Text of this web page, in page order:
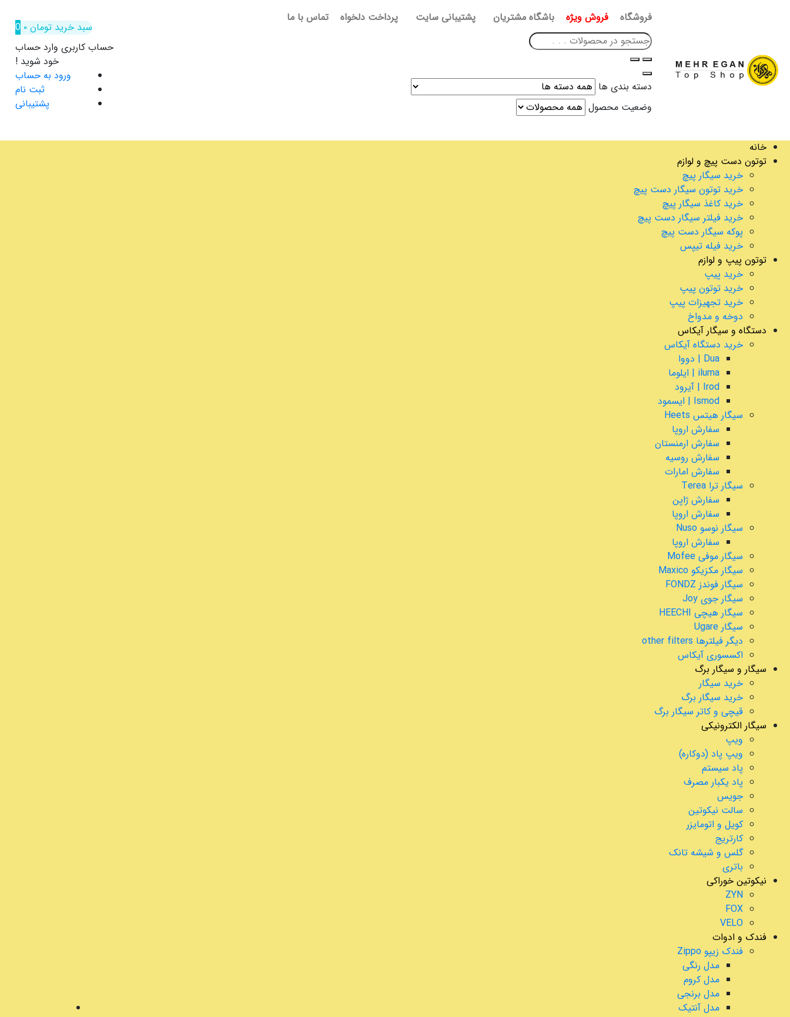
فروشگاه فروش ویژه باشگاه مشتریان پشتیبانی سایت پرداخت دلخواه تماس با ما
دسته بندی ها
وضعیت محصول
سبد خرید تومان۰
0
حساب کاربری وارد حساب
خود شوید !
ورود به حساب
ثبت نام
پشتیبانی
خانه
توتون دست پیچ و لوازم
خرید سیگار پیچ
خرید توتون سیگار دست پیچ
خرید کاغذ سیگار پیچ
خرید فیلتر سیگار دست پیچ
پوکه سیگار دست پیچ
خرید فیله تیپس
توتون پیپ و لوازم
خرید پیپ
خرید توتون پیپ
خرید تجهیزات پیپ
دوخه و مدواخ
دستگاه و سیگار آیکاس
خرید دستگاه آیکاس
Dua | دووا
iluma | ایلوما
Irod | آیرود
Ismod | ایسمود
سیگار هیتس Heets
سفارش اروپا
سفارش ارمنستان
سفارش روسیه
سفارش امارات
سیگار ترا Terea
سفارش ژاپن
سفارش اروپا
سیگار نوسو Nuso
سفارش اروپا
سیگار موفی Mofee
سیگار مکزیکو Maxico
سیگار فوندز FONDZ
سیگار جوی Joy
سیگار هیچی HEECHI
سیگار Ugare
دیگر فیلترها other filters
اکسسوری آیکاس
سیگار و سیگار برگ
خرید سیگار
خرید سیگار برگ
قیچی و کاتر سیگار برگ
سیگار الکترونیکی
ویپ
ویپ پاد (دوکاره)
پاد سیستم
پاد یکبار مصرف
جویس
سالت نیکوتین
کویل و اتومایزر
کارتریج
گلس و شیشه تانک
باتری
نیکوتین خوراکی
ZYN
FOX
VELO
فندک و ادوات
فندک زیپو Zippo
مدل رنگی
مدل کروم
مدل برنجی
مدل آنتیک